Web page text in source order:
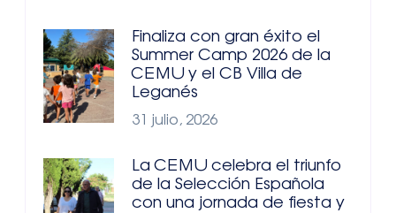
Finaliza con gran éxito el
Summer Camp 2026 de la
CEMU y el CB Villa de
Leganés
31 julio, 2026
La CEMU celebra el triunfo
de la Selección Española
con una jornada de fiesta y